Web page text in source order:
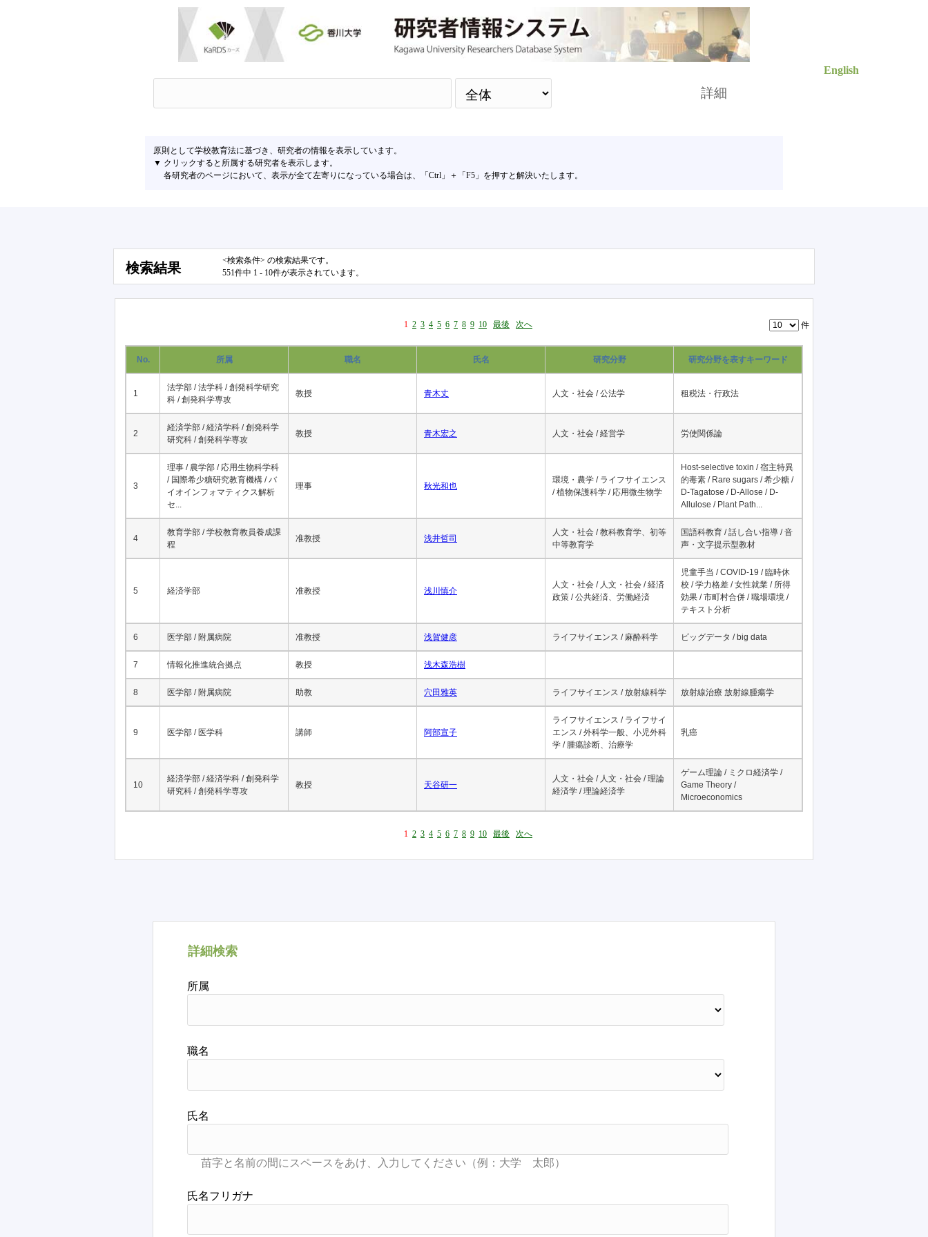
English
詳細
原則として学校教育法に基づき、研究者の情報を表示しています。
▼ クリックすると所属する研究者を表示します。
各研究者のページにおいて、表示が全て左寄りになっている場合は、「Ctrl」＋「F5」を押すと解決いたします。
検索結果
<検索条件> の検索結果です。
551件中 1 - 10件が表示されています。
1 2 3 4 5 6 7 8 9 10 最後 次へ 件
No. 所属 職名 氏名 研究分野 研究分野を表すキーワード
1
法学部 / 法学科 / 創発科学研究
科 / 創発科学専攻
教授 青木丈 人文・社会 / 公法学 租税法・行政法
2
経済学部 / 経済学科 / 創発科学
研究科 / 創発科学専攻
教授 青木宏之 人文・社会 / 経営学 労使関係論
3
理事 / 農学部 / 応用生物科学科
/ 国際希少糖研究教育機構 / バ
イオインフォマティクス解析
セ...
理事 秋光和也
環境・農学 / ライフサイエンス
/ 植物保護科学 / 応用微生物学
Host-selective toxin / 宿主特異
的毒素 / Rare sugars / 希少糖 /
D-Tagatose / D-Allose / D-
Allulose / Plant Path...
4
教育学部 / 学校教育教員養成課
程
准教授 浅井哲司
人文・社会 / 教科教育学、初等
中等教育学
国語科教育 / 話し合い指導 / 音
声・文字提示型教材
5 経済学部 准教授 浅川慎介
人文・社会 / 人文・社会 / 経済
政策 / 公共経済、労働経済
児童手当 / COVID-19 / 臨時休
校 / 学力格差 / 女性就業 / 所得
効果 / 市町村合併 / 職場環境 /
テキスト分析
6 医学部 / 附属病院 准教授 浅賀健彦 ライフサイエンス / 麻酔科学 ビッグデータ / big data
7 情報化推進統合拠点 教授 浅木森浩樹
8 医学部 / 附属病院 助教 穴田雅英 ライフサイエンス / 放射線科学 放射線治療 放射線腫瘍学
9 医学部 / 医学科 講師 阿部宣子
ライフサイエンス / ライフサイ
エンス / 外科学一般、小児外科
学 / 腫瘍診断、治療学
乳癌
10
経済学部 / 経済学科 / 創発科学
研究科 / 創発科学専攻
教授 天谷研一
人文・社会 / 人文・社会 / 理論
経済学 / 理論経済学
ゲーム理論 / ミクロ経済学 /
Game Theory /
Microeconomics
1 2 3 4 5 6 7 8 9 10 最後 次へ
詳細検索
所属
職名
氏名
氏名フリガナ